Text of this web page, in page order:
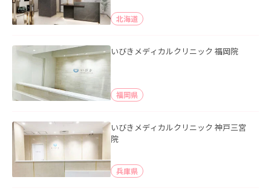
北海道
いびきメディカルクリニック 福岡院
福岡県
いびきメディカルクリニック 神戸三宮
院
兵庫県